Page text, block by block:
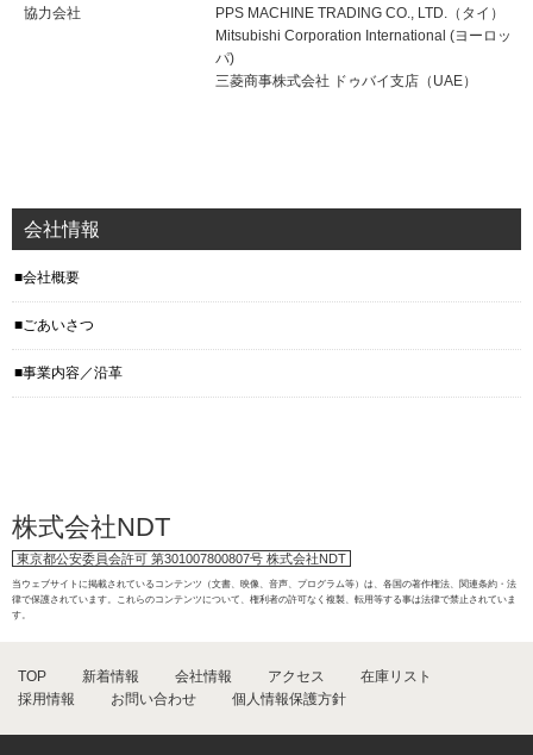
協力会社
PPS MACHINE TRADING CO., LTD.（タイ）
Mitsubishi Corporation International (ヨーロッ
パ)
三菱商事株式会社 ドゥバイ支店（UAE）
会社情報
会社概要
ごあいさつ
事業内容／沿革
株式会社NDT
東京都公安委員会許可 第301007800807号 株式会社NDT
当ウェブサイトに掲載されているコンテンツ（文書、映像、音声、プログラム等）は、各国の著作権法、関連条約・法
律で保護されています。これらのコンテンツについて、権利者の許可なく複製、転用等する事は法律で禁止されていま
す。
TOP 新着情報 会社情報 アクセス
在庫リスト
採用情報
お問い合わせ 個人情報保護方針